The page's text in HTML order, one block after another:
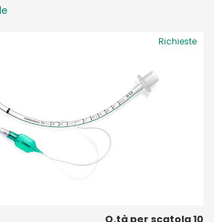
Richieste
Q.tà per scatola 10